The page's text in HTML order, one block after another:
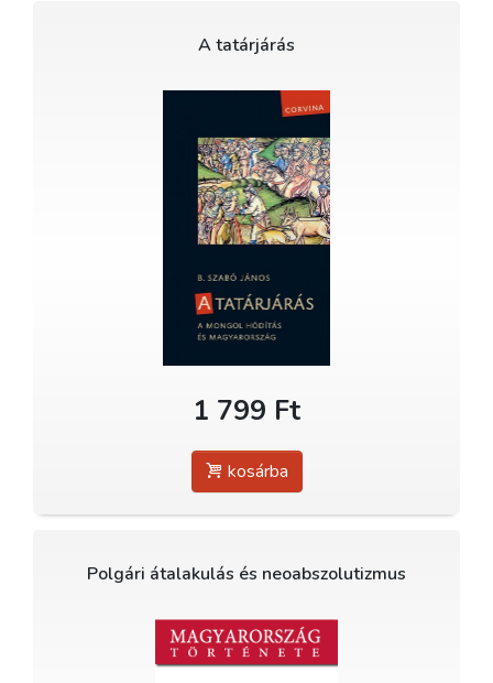
A tatárjárás
1 799 Ft
kosárba
Polgári átalakulás és neoabszolutizmus